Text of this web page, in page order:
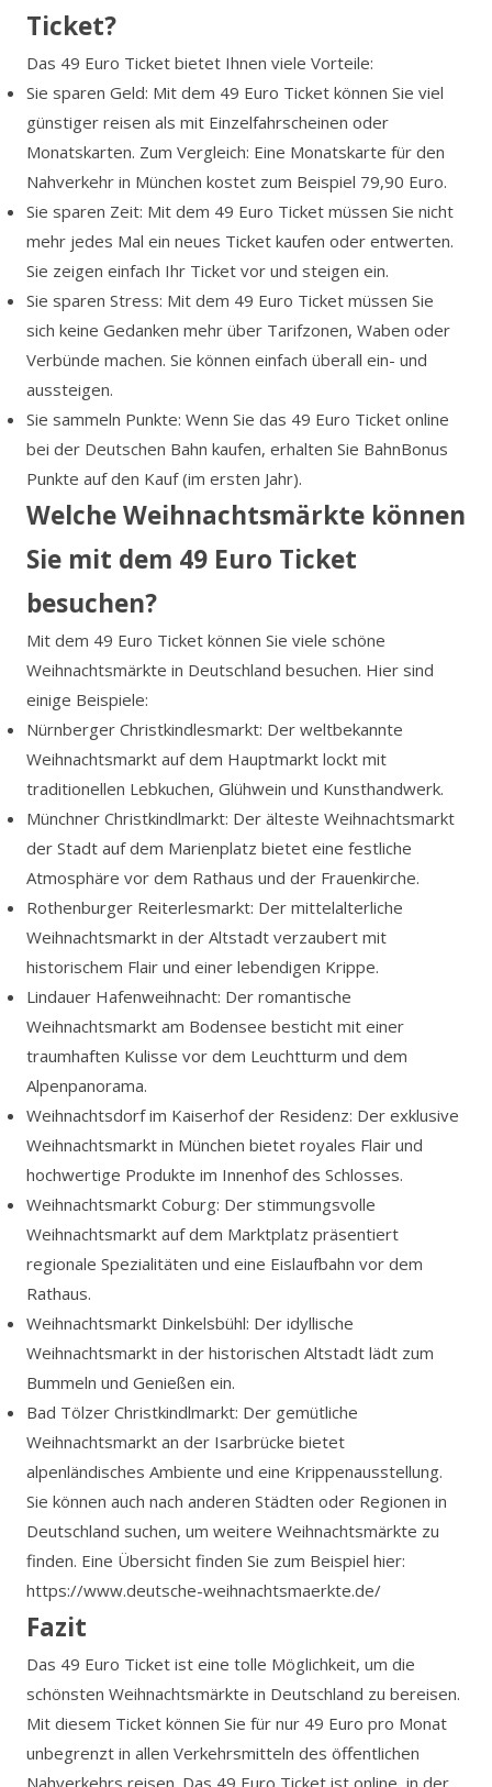
Ticket?
Das 49 Euro Ticket bietet Ihnen viele Vorteile:
Sie sparen Geld: Mit dem 49 Euro Ticket können Sie viel
günstiger reisen als mit Einzelfahrscheinen oder
Monatskarten. Zum Vergleich: Eine Monatskarte für den
Nahverkehr in München kostet zum Beispiel 79,90 Euro.
Sie sparen Zeit: Mit dem 49 Euro Ticket müssen Sie nicht
mehr jedes Mal ein neues Ticket kaufen oder entwerten.
Sie zeigen einfach Ihr Ticket vor und steigen ein.
Sie sparen Stress: Mit dem 49 Euro Ticket müssen Sie
sich keine Gedanken mehr über Tarifzonen, Waben oder
Verbünde machen. Sie können einfach überall ein- und
aussteigen.
Sie sammeln Punkte: Wenn Sie das 49 Euro Ticket online
bei der Deutschen Bahn kaufen, erhalten Sie BahnBonus
Punkte auf den Kauf (im ersten Jahr).
Welche Weihnachtsmärkte können
Sie mit dem 49 Euro Ticket
besuchen?
Mit dem 49 Euro Ticket können Sie viele schöne
Weihnachtsmärkte in Deutschland besuchen. Hier sind
einige Beispiele:
Nürnberger Christkindlesmarkt: Der weltbekannte
Weihnachtsmarkt auf dem Hauptmarkt lockt mit
traditionellen Lebkuchen, Glühwein und Kunsthandwerk.
Münchner Christkindlmarkt: Der älteste Weihnachtsmarkt
der Stadt auf dem Marienplatz bietet eine festliche
Atmosphäre vor dem Rathaus und der Frauenkirche.
Rothenburger Reiterlesmarkt: Der mittelalterliche
Weihnachtsmarkt in der Altstadt verzaubert mit
historischem Flair und einer lebendigen Krippe.
Lindauer Hafenweihnacht: Der romantische
Weihnachtsmarkt am Bodensee besticht mit einer
traumhaften Kulisse vor dem Leuchtturm und dem
Alpenpanorama.
Weihnachtsdorf im Kaiserhof der Residenz: Der exklusive
Weihnachtsmarkt in München bietet royales Flair und
hochwertige Produkte im Innenhof des Schlosses.
Weihnachtsmarkt Coburg: Der stimmungsvolle
Weihnachtsmarkt auf dem Marktplatz präsentiert
regionale Spezialitäten und eine Eislaufbahn vor dem
Rathaus.
Weihnachtsmarkt Dinkelsbühl: Der idyllische
Weihnachtsmarkt in der historischen Altstadt lädt zum
Bummeln und Genießen ein.
Bad Tölzer Christkindlmarkt: Der gemütliche
Weihnachtsmarkt an der Isarbrücke bietet
alpenländisches Ambiente und eine Krippenausstellung.
Sie können auch nach anderen Städten oder Regionen in
Deutschland suchen, um weitere Weihnachtsmärkte zu
finden. Eine Übersicht finden Sie zum Beispiel hier:
https://www.deutsche-weihnachtsmaerkte.de/
Fazit
Das 49 Euro Ticket ist eine tolle Möglichkeit, um die
schönsten Weihnachtsmärkte in Deutschland zu bereisen.
Mit diesem Ticket können Sie für nur 49 Euro pro Monat
unbegrenzt in allen Verkehrsmitteln des öffentlichen
Nahverkehrs reisen. Das 49 Euro Ticket ist online, in der